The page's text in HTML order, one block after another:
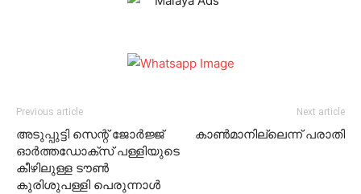
Previous article
അടുപ്പുട്ടി സെന്റ് ജോര്‍ജ്ജ്
ഓര്‍ത്തഡോക്‌സ് പള്ളിയുടെ
കീഴിലുള്ള ടൗണ്‍
കുരിശുപള്ളി പെരുന്നാള്‍
Next article
കാണ്‍മാനില്ലെന്ന് പരാതി